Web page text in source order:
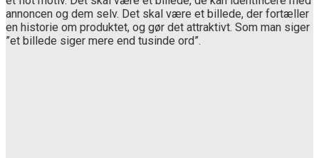
annoncen og dem selv. Det skal være et billede, der fortæller
en historie om produktet, og gør det attraktivt. Som man siger
”et billede siger mere end tusinde ord”.